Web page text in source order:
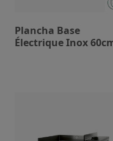
Plancha Base
Électrique Inox